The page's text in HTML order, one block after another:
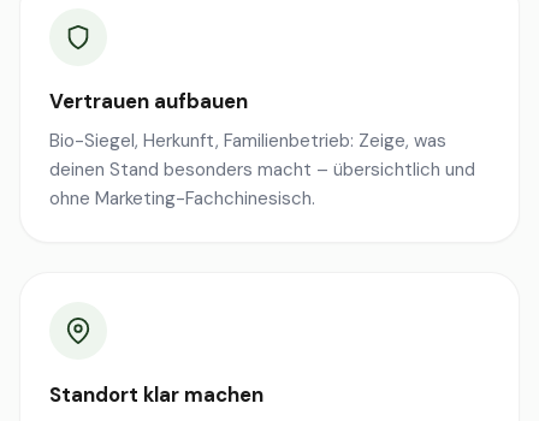
Vertrauen aufbauen
Bio-Siegel, Herkunft, Familienbetrieb: Zeige, was
deinen Stand besonders macht – übersichtlich und
ohne Marketing-Fachchinesisch.
Standort klar machen